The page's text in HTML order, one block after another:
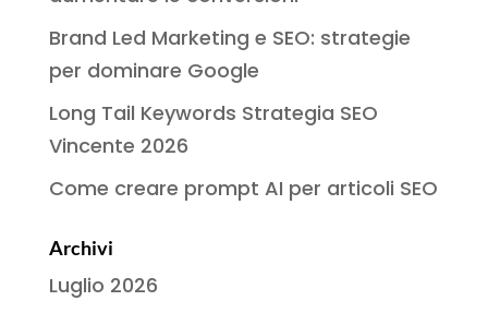
Brand Led Marketing e SEO: strategie
per dominare Google
Long Tail Keywords Strategia SEO
Vincente 2026
Come creare prompt AI per articoli SEO
Archivi
Luglio 2026